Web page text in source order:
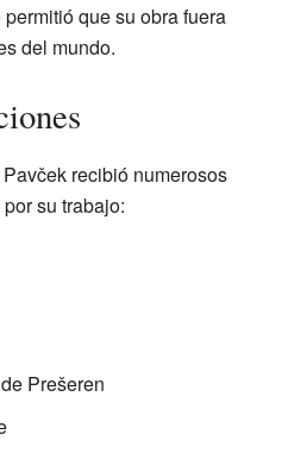
que su obra fuera
del mundo.
recibió numerosos
su trabajo:
Prešeren